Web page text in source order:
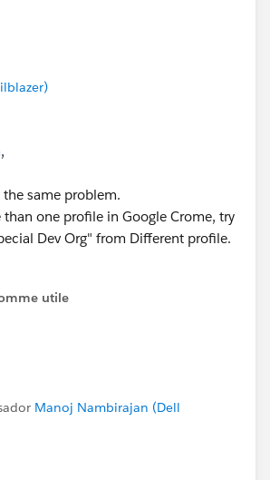
,
same problem.
one profile in Google Crome, try
Dev Org" from Different profile.
utile
Manoj Nambirajan (Dell